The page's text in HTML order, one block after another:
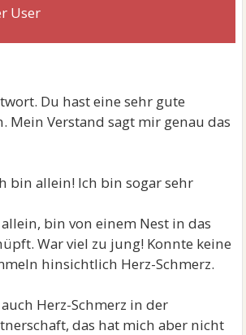
User
Du hast eine sehr gute
Mein Verstand sagt mir genau das
bin allein! Ich bin sogar sehr
bin von einem Nest in das
War viel zu jung! Konnte keine
hinsichtlich Herz-Schmerz.
Herz-Schmerz in der
das hat mich aber nicht